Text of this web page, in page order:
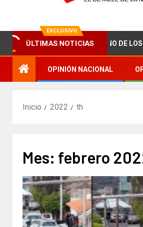
EXCLUSIVO
ÚLTIMAS NOTICIAS
ABRAHAM ZAIED, UNO DE LOS MEJORES
OPINIÓN NACIONAL
Inicio 2022 th
Mes: febrero